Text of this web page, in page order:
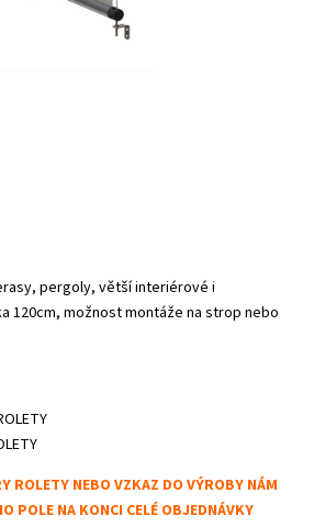
pergoly, větší interiérové i
120cm, možnost montáže na strop nebo
ROLETY NEBO VZKAZ DO VÝROBY NÁM
POLE NA KONCI CELÉ OBJEDNÁVKY